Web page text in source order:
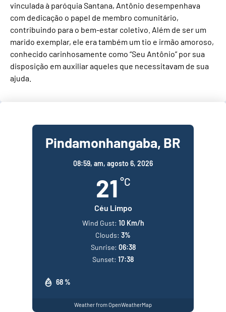
vinculada à paróquia Santana, Antônio desempenhava
com dedicação o papel de membro comunitário,
contribuindo para o bem-estar coletivo. Além de ser um
marido exemplar, ele era também um tio e irmão amoroso,
conhecido carinhosamente como “Seu Antônio” por sua
disposição em auxiliar aqueles que necessitavam de sua
ajuda.
Pindamonhangaba, BR
08:59, am, agosto 6, 2026
21 °C
Céu Limpo
68 %
Wind Gust: 10 Km/h
Clouds: 3%
Sunrise: 06:38
Sunset: 17:38
Weather from OpenWeatherMap